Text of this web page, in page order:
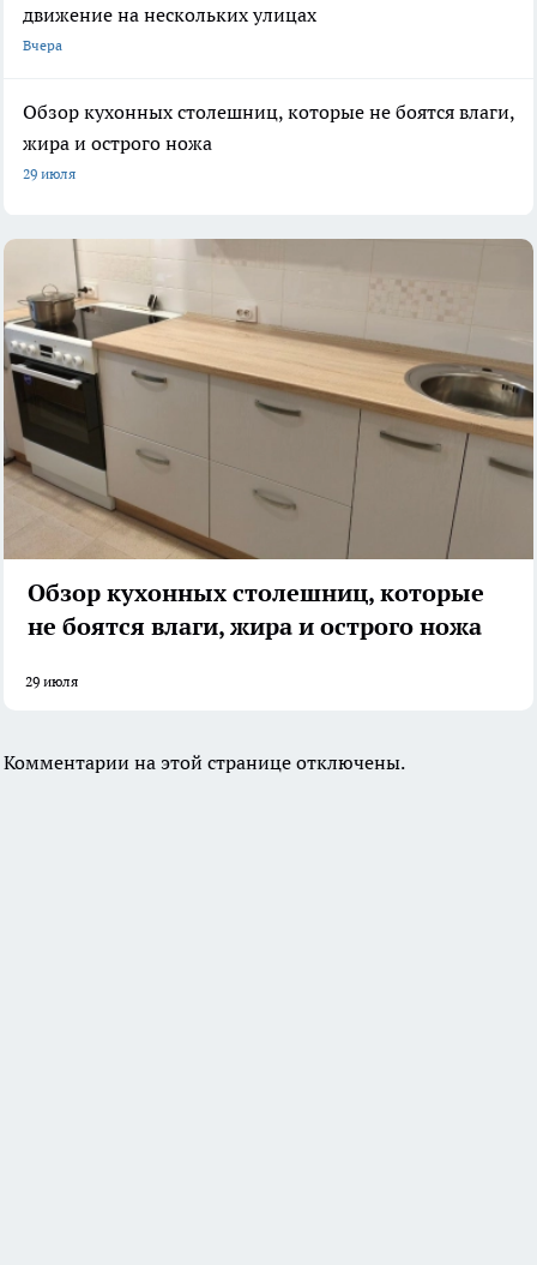
движение на нескольких улицах
Вчера
Обзор кухонных столешниц, которые не боятся влаги,
жира и острого ножа
29 июля
Обзор кухонных столешниц, которые
не боятся влаги, жира и острого ножа
29 июля
Комментарии на этой странице отключены.